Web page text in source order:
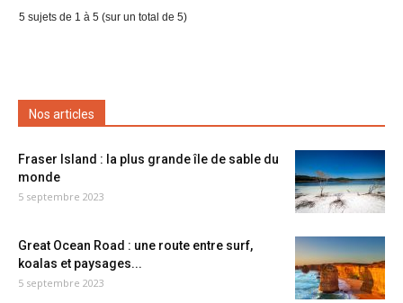
5 sujets de 1 à 5 (sur un total de 5)
Nos articles
Fraser Island : la plus grande île de sable du
monde
5 septembre 2023
Great Ocean Road : une route entre surf,
koalas et paysages...
5 septembre 2023